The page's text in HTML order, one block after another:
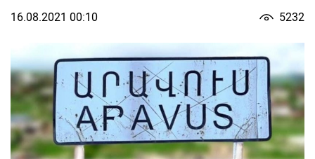
16.08.2021 00:10 5232